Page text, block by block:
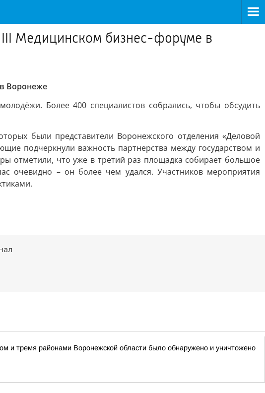
III Медицинском бизнес-форуме в
Воронеже
Более 400 специалистов собрались, чтобы обсудить
были представители Воронежского отделения «Деловой
подчеркнули важность партнерства между государством и
отметили, что уже в третий раз площадка собирает большое
очевидно – он более чем удался. Участников мероприятия
и тремя районами Воронежской области было обнаружено и уничтожено